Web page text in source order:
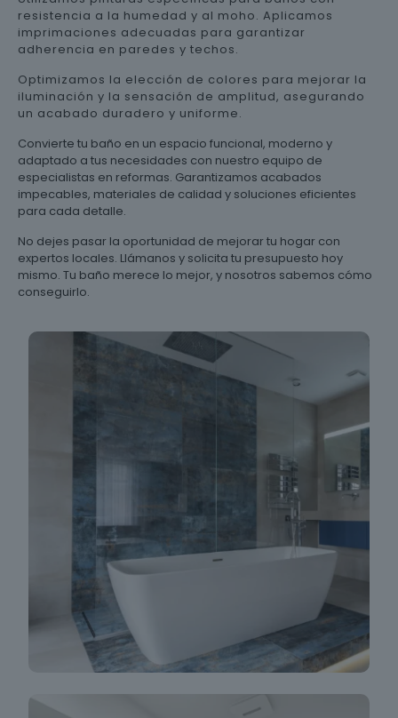
resistencia a la humedad y al moho. Aplicamos
imprimaciones adecuadas para garantizar
adherencia en paredes y techos.
Optimizamos la elección de colores para mejorar la
iluminación y la sensación de amplitud, asegurando
un acabado duradero y uniforme.
Convierte tu baño en un espacio funcional, moderno y
adaptado a tus necesidades con nuestro equipo de
especialistas en reformas. Garantizamos acabados
impecables, materiales de calidad y soluciones eficientes
para cada detalle.
No dejes pasar la oportunidad de mejorar tu hogar con
expertos locales. Llámanos y solicita tu presupuesto hoy
mismo. Tu baño merece lo mejor, y nosotros sabemos cómo
conseguirlo.